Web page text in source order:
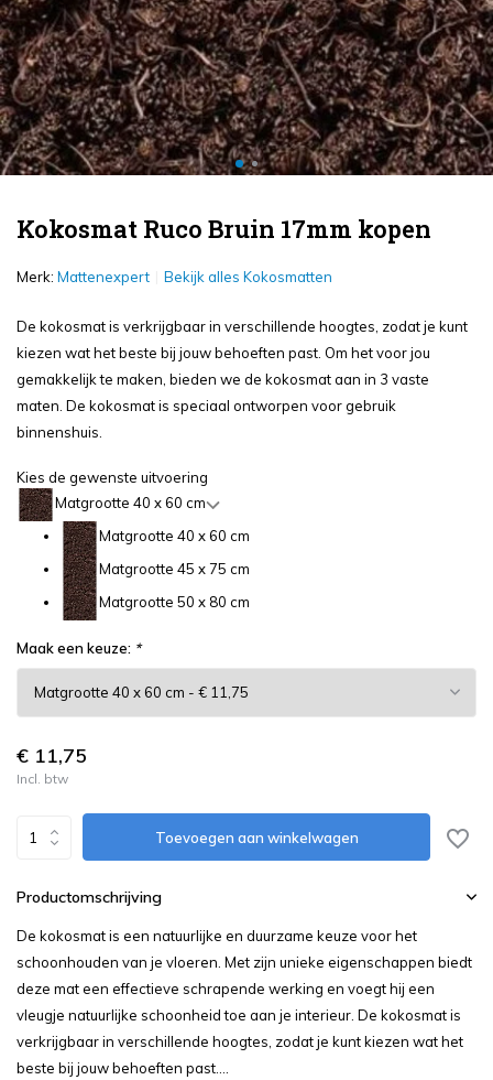
Kokosmat Ruco Bruin 17mm kopen
Merk: Mattenexpert Bekijk alles Kokosmatten
De kokosmat is verkrijgbaar in verschillende hoogtes, zodat je kunt
kiezen wat het beste bij jouw behoeften past. Om het voor jou
gemakkelijk te maken, bieden we de kokosmat aan in 3 vaste
maten. De kokosmat is speciaal ontworpen voor gebruik
binnenshuis.
Kies de gewenste uitvoering
Matgrootte 40 x 60 cm
Matgrootte 40 x 60 cm
Matgrootte 45 x 75 cm
Matgrootte 50 x 80 cm
Maak een keuze: *
€ 11,75
Incl. btw
Toevoegen aan winkelwagen
Productomschrijving
De kokosmat is een natuurlijke en duurzame keuze voor het
schoonhouden van je vloeren. Met zijn unieke eigenschappen biedt
deze mat een effectieve schrapende werking en voegt hij een
vleugje natuurlijke schoonheid toe aan je interieur. De kokosmat is
verkrijgbaar in verschillende hoogtes, zodat je kunt kiezen wat het
beste bij jouw behoeften past....